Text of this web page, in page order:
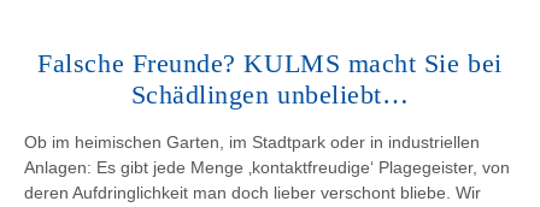
Falsche Freunde? KULMS macht Sie bei
Schädlingen unbeliebt…
Ob im heimischen Garten, im Stadtpark oder in industriellen
Anlagen: Es gibt jede Menge ‚kontaktfreudige‘ Plagegeister, von
deren Aufdringlichkeit man doch lieber verschont bliebe. Wir